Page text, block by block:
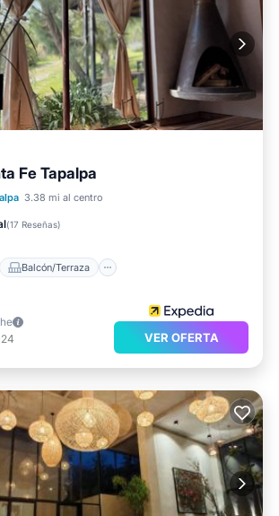
Fe Tapalpa
3.38 mi al centro
(17 Reseñas)
Balcón/Terraza
Balcón/Terraza
Apto para niños
VER OFERTA